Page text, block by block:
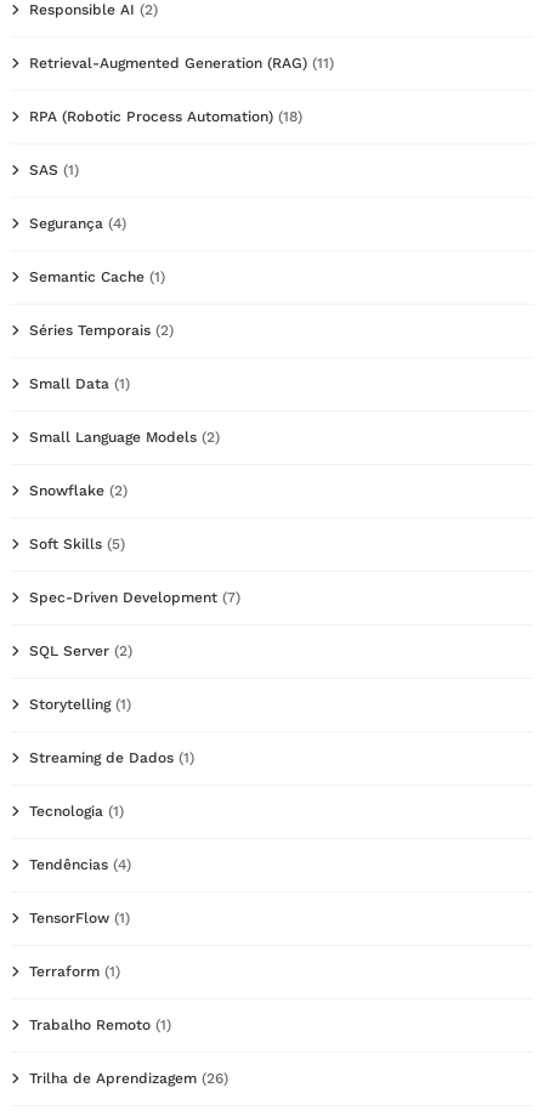
Responsible AI (2)
Retrieval-Augmented Generation (RAG) (11)
RPA (Robotic Process Automation) (18)
SAS (1)
Segurança (4)
Semantic Cache (1)
Séries Temporais (2)
Small Data (1)
Small Language Models (2)
Snowflake (2)
Soft Skills (5)
Spec-Driven Development (7)
SQL Server (2)
Storytelling(1)
Streaming de Dados (1)
Tecnologia (1)
Tendências (4)
TensorFlow (1)
Terraform (1)
Trabalho Remoto (1)
Trilha de Aprendizagem (26)